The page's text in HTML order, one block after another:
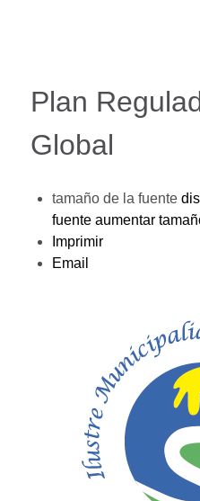
Plan
Global
tamaño de la fuente
fuente aumentar
Imprimir
Email